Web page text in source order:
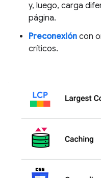
y, luego, carga
página.
Preconexión con
críticos.